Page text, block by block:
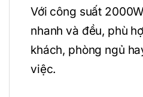
Với công suất
nhanh và đều, phù
khách, phòng ngủ
việc.